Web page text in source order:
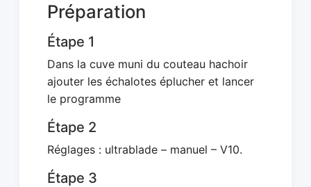
Préparation
Étape 1
Dans la cuve muni du couteau hachoir
ajouter les échalotes éplucher et lancer
le programme
Étape 2
Réglages : ultrablade – manuel – V10.
Étape 3